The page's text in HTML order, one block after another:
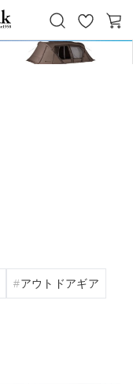
お
気
カ
アウトドアギア